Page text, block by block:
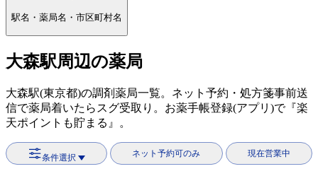
駅名・薬局名・市区町村名
大森駅周辺の薬局
大森駅(東京都)の調剤薬局一覧。ネット予約・処方箋事前送
信で薬局着いたらスグ受取り。お薬手帳登録(アプリ)で『楽
天ポイントも貯まる』。
条件選択 ネット予約可のみ 現在営業中